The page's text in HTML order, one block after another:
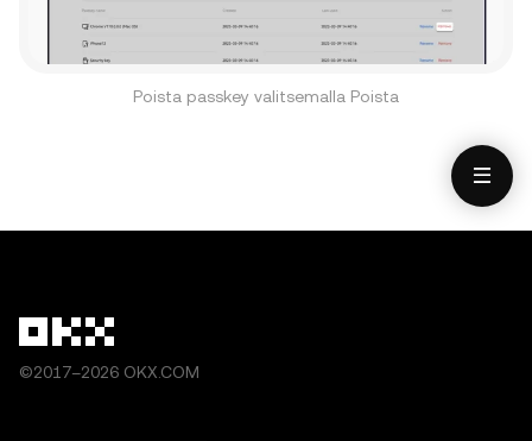
Poista passkey valitsemalla Poista
©2017–2026 OKX.COM